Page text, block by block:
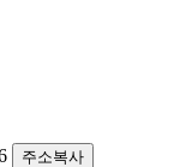
주소복사